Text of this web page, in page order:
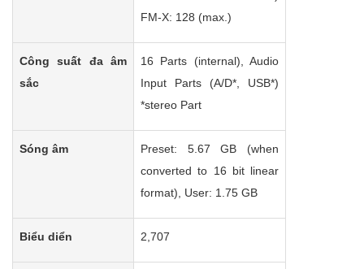
FM-X: 128 (max.)
Công suất đa âm
sắc
16 Parts (internal), Audio
Input Parts (A/D*, USB*)
*stereo Part
Sóng âm
Preset: 5.67 GB (when
converted to 16 bit linear
format), User: 1.75 GB
Biểu diển 2,707